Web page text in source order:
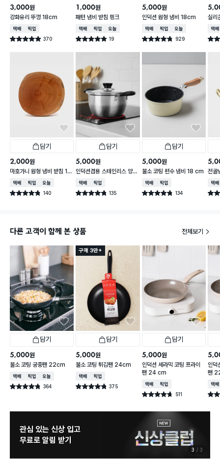
3,000원
강화유리 뚜껑 18cm
택배배송매장픽업
별점 4.9점 370
건 작성
1,000원
패턴 냄비 받침 핑크
택배배송매장픽업오늘배송
별점 4.9점 19
건 작성
5,000원
인덕션 원형 냄비 18cm
택배배송매장픽업오늘배송
별점 4.8점 929
건 작성
실리
2/
택배
별점
담기
2,000원
마호가니 원형 냄비 받침 16
cm
택배배송매장픽업오늘배송
별점 4.8점 140
건 작성
담기
5,000원
인덕션겸용 스테인리스 양수
냄비 16cm
택배배송매장픽업
별점 4.8점 135
건 작성
담기
5,000원
불소 코팅 편수 냄비 18 cm
택배배송매장픽업
별점 4.8점 134
건 작성
전
택배
별점
다른 고객이 함께 본 상품 전체보기
담기
5,000원
불소 코팅 궁중팬 22cm
택배배송매장픽업오늘배송
별점 4.8점 364
건 작성
구매 3만+
담기
5,000원
불소 코팅 튀김팬 24cm
택배배송매장픽업
별점 4.8점 375
건 작성
담기
5,000원
인덕션 세라믹 코팅 프라이
팬 24 cm
택배배송매장픽업
별점 4.7점 511
건 작성
인덕
팬
택배
별점
관심 있는 신상 입고
무료로 알림 받기
3 3